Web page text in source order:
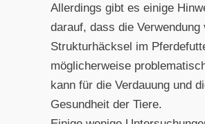
Allerdings gibt es einige
darauf, dass die Verwendung
Strukturhäcksel im
möglicherweise
kann für die Verdauung und
Gesundheit der Tiere.